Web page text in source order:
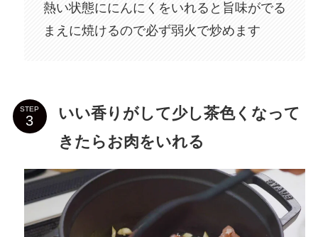
熱い状態ににんにくをいれると旨味がでる
まえに焼けるので必ず弱火で炒めます
STEP
いい香りがして少し茶色くなって
きたらお肉をいれる